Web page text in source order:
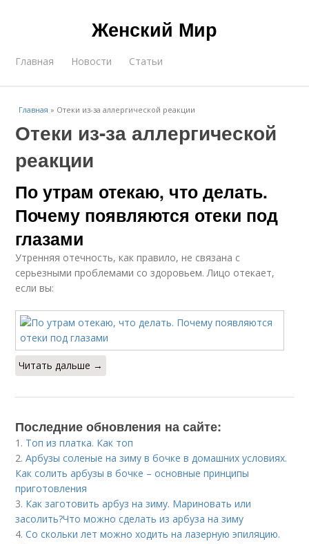
Женский Мир
Главная Новости Статьи
Главная » Отеки из-за аллергической реакции
Отеки из-за аллергической
реакции
По утрам отекаю, что делать.
Почему появляются отеки под
глазами
Утренняя отечность, как правило, не связана с
серьезными проблемами со здоровьем. Лицо отекает,
если вы:
Читать дальше →
Последние обновления на сайте:
1. Топ из платка. Как топ
2.Арбузы соленые на зиму в бочке в домашних условиях.
Как солить арбузы в бочке – основные принципы
приготовления
3. Как заготовить арбуз на зиму. Мариновать или
засолить?Что можно сделать из арбуза на зиму
4.Со скольки лет можно ходить на лазерную эпиляцию.